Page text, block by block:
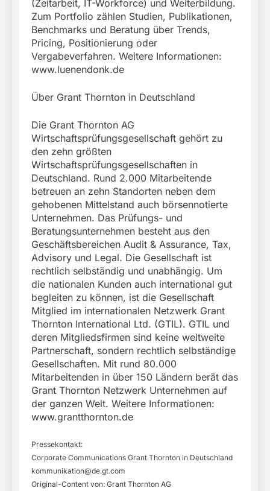
(Zeitarbeit, IT-Workforce) und Weiterbildung.
Zum Portfolio zählen Studien, Publikationen,
Benchmarks und Beratung über Trends,
Pricing, Positionierung oder
Vergabeverfahren. Weitere Informationen:
www.luenendonk.de
Über Grant Thornton in Deutschland
Die Grant Thornton AG
Wirtschaftsprüfungsgesellschaft gehört zu
den zehn größten
Wirtschaftsprüfungsgesellschaften in
Deutschland. Rund 2.000 Mitarbeitende
betreuen an zehn Standorten neben dem
gehobenen Mittelstand auch börsennotierte
Unternehmen. Das Prüfungs- und
Beratungsunternehmen besteht aus den
Geschäftsbereichen Audit & Assurance, Tax,
Advisory und Legal. Die Gesellschaft ist
rechtlich selbständig und unabhängig. Um
die nationalen Kunden auch international gut
begleiten zu können, ist die Gesellschaft
Mitglied im internationalen Netzwerk Grant
Thornton International Ltd. (GTIL). GTIL und
deren Mitgliedsfirmen sind keine weltweite
Partnerschaft, sondern rechtlich selbständige
Gesellschaften. Mit rund 80.000
Mitarbeitenden in über 150 Ländern berät das
Grant Thornton Netzwerk Unternehmen auf
der ganzen Welt. Weitere Informationen:
www.grantthornton.de
Pressekontakt:
Corporate Communications Grant Thornton in Deutschland
kommunikation@de.gt.com
Original-Content von: Grant Thornton AG